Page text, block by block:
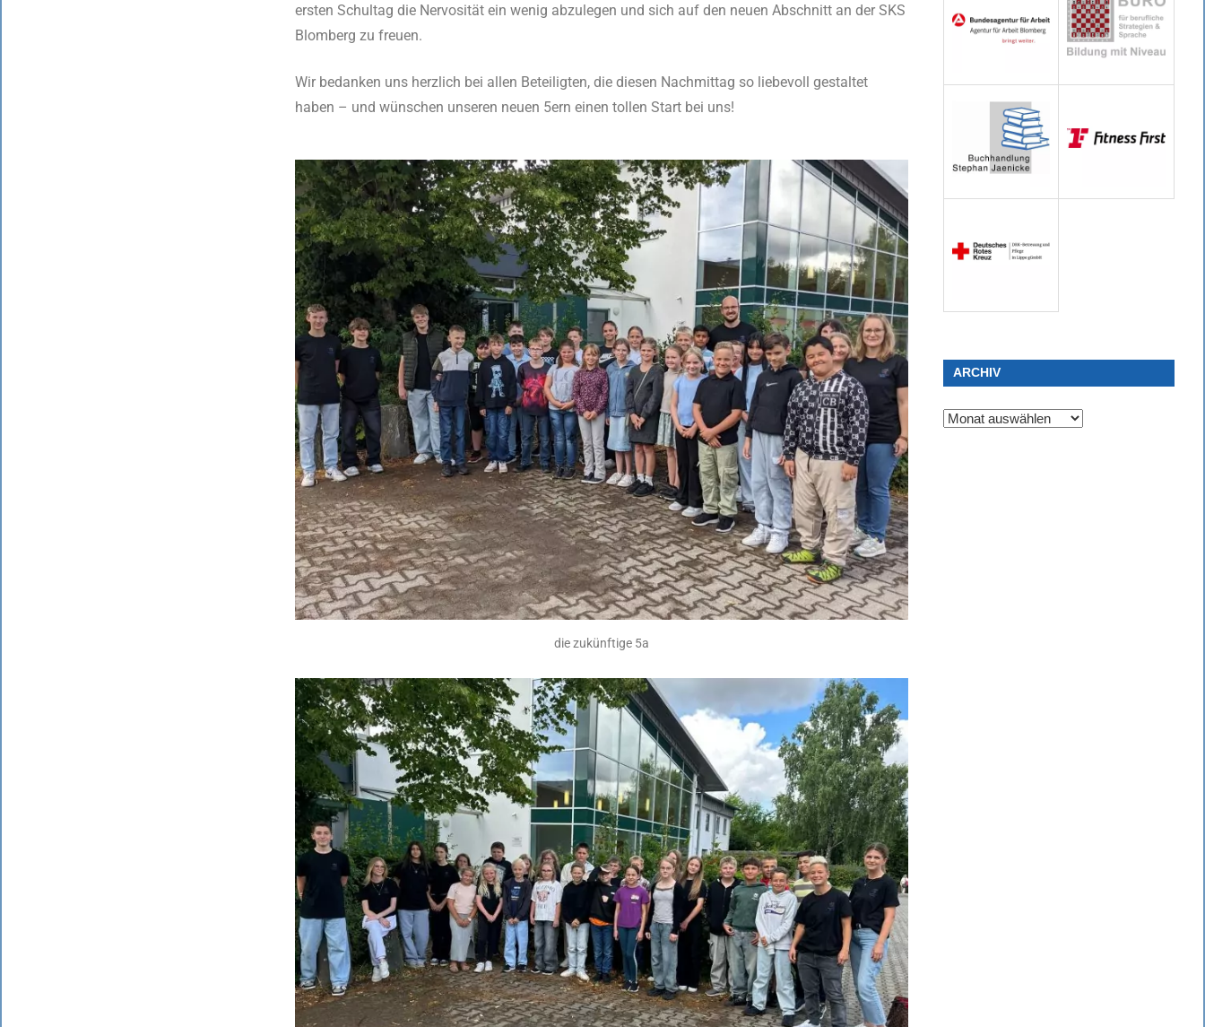
ersten Schultag die Nervosität ein wenig abzulegen und sich auf den neuen Abschnitt an der SKS
Blomberg zu freuen.
Wir bedanken uns herzlich bei allen Beteiligten, die diesen Nachmittag so liebevoll gestaltet
haben – und wünschen unseren neuen 5ern einen tollen Start bei uns!
die zukünftige 5a
ARCHIV